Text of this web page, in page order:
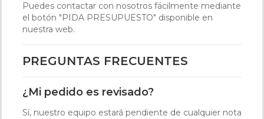
Puedes contactar con nosotros fácilmente mediante
el botón "PIDA PRESUPUESTO" disponible en
nuestra web.
PREGUNTAS FRECUENTES
¿Mi pedido es revisado?
Sí, nuestro equipo estará pendiente de cualquier nota